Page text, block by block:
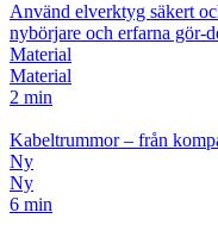
Använd elverktyg säkert
nybörjare och erfarna
Material
Material
2 min
Kabeltrummor – från
Ny
Ny
6 min